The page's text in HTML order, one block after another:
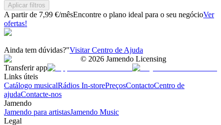
Aplicar filtros
A partir de 7,99 €/mêsEncontre o plano ideal para o seu negócioVer
ofertas!
Ainda tem dúvidas?"Visitar Centro de Ajuda
© 2026 Jamendo Licensing
Transferir app
Links úteis
Catálogo musicalRádios In-storePreçosContactoCentro de
ajudaContacte-nos
Jamendo
Jamendo para artistasJamendo Music
Legal